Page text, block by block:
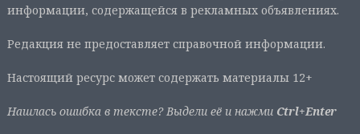
информации, содержащейся в рекламных объявлениях.
Редакция не предоставляет справочной информации.
Настоящий ресурс может содержать материалы 12+
Нашлась ошибка в тексте? Выдели её и нажми Ctrl+Enter